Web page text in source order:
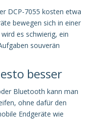
DCP-7055 kosten etwa
bewegen sich in einer
es schwierig, ein
souverän
besser
Bluetooth kann man
ohne dafür den
Endgeräte wie